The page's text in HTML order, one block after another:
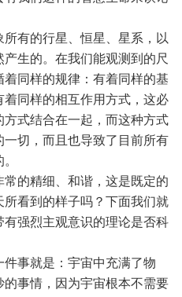
有的行星、恒星、星系，以
生的。在我们能观测到的尺
同样的规律：有着同样的基
同样的相互作用方式，这必
式结合在一起，而这种方式
切，而且也导致了目前所有
的精细、和谐，这是既定的
看到的样子吗？下面我们就
强烈主观意识的理论是否科
事就是：宇宙中充满了物
事情，因为宇宙根本不需要